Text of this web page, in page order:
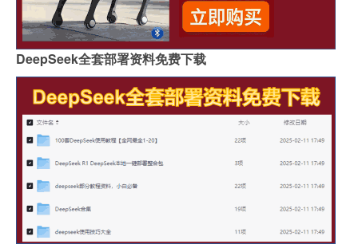
DeepSeek全套部署资料免费下载